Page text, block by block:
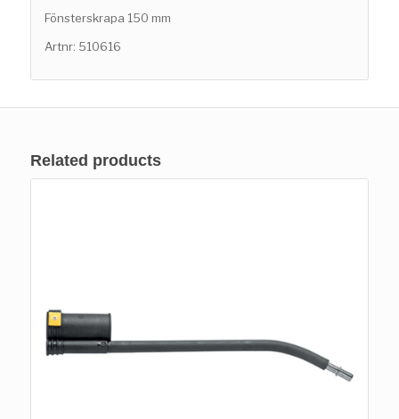
Fönsterskrapa 150 mm
Artnr: 510616
Related products